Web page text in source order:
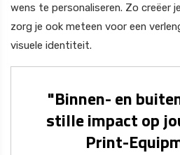
wens te personaliseren. Zo creëer
zorg je ook meteen voor een
visuele identiteit.
"Binnen- en
stille impact op
Print-